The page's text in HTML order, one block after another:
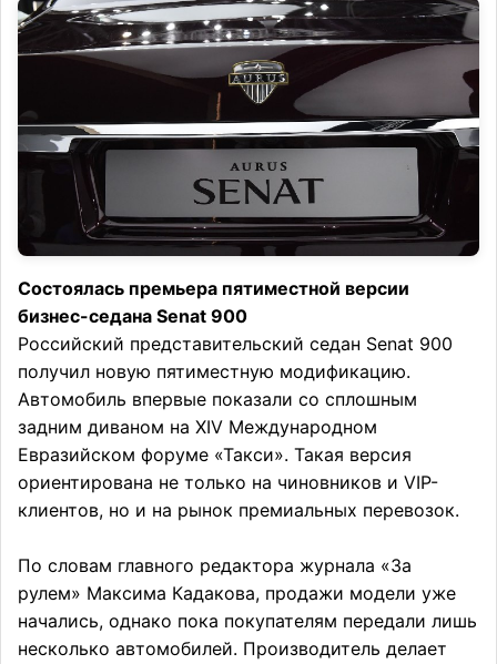
Состоялась премьера пятиместной версии
бизнес-седана Senat 900
Российский представительский седан Senat 900
получил новую пятиместную модификацию.
Автомобиль впервые показали со сплошным
задним диваном на XIV Международном
Евразийском форуме «Такси». Такая версия
ориентирована не только на чиновников и VIP-
клиентов, но и на рынок премиальных перевозок.
По словам главного редактора журнала «За
рулем» Максима Кадакова, продажи модели уже
начались, однако пока покупателям передали лишь
несколько автомобилей. Производитель делает